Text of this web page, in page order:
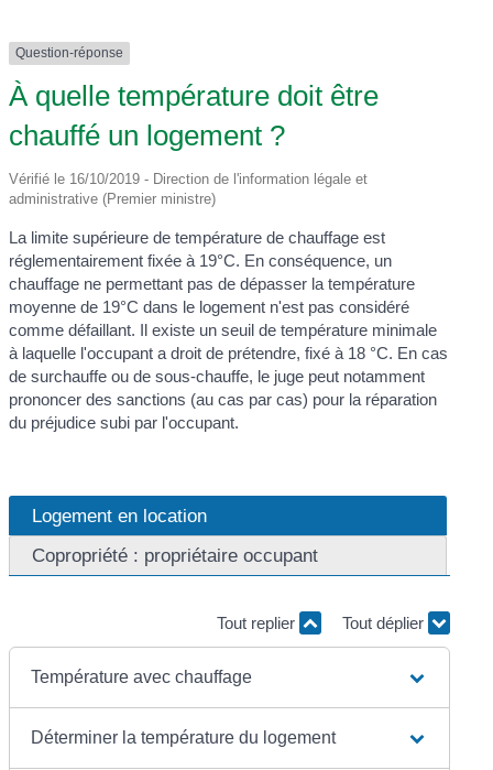
Question-réponse
À quelle température doit être
chauffé un logement ?
Vérifié le 16/10/2019 - Direction de l'information légale et
administrative (Premier ministre)
La limite supérieure de température de chauffage est
réglementairement fixée à 19°C. En conséquence, un
chauffage ne permettant pas de dépasser la température
moyenne de 19°C dans le logement n'est pas considéré
comme défaillant. Il existe un seuil de température minimale
à laquelle l'occupant a droit de prétendre, fixé à 18 °C. En cas
de surchauffe ou de sous-chauffe, le juge peut notamment
prononcer des sanctions (au cas par cas) pour la réparation
du préjudice subi par l'occupant.
Logement en location
Copropriété : propriétaire occupant
Tout replier Tout déplier
Température avec chauffage
Déterminer la température du logement